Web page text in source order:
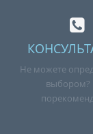
Не можете